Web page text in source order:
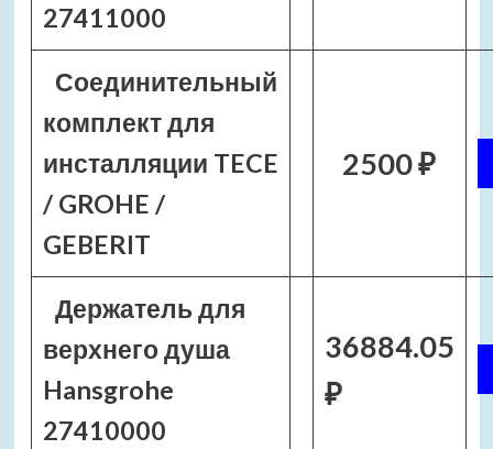
27411000
Соединительный
комплект для
инсталляции TECE
/ GROHE /
GEBERIT
2500 ₽
Держатель для
верхнего душа
Hansgrohe
27410000
36884.05
₽